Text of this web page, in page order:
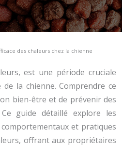
des chaleurs chez la chienne
est une période cruciale
la chienne. Comprendre ce
bien-être et de prévenir des
guide détaillé explore les
et pratiques
offrant aux propriétaires